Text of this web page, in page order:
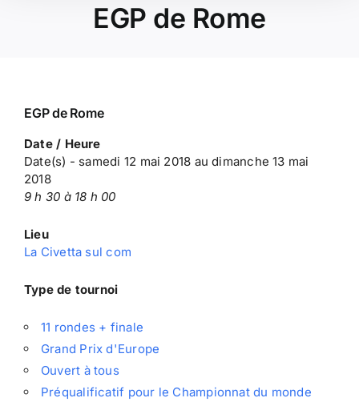
EGP de Rome
EGP de Rome
Date / Heure
Date(s) - samedi 12 mai 2018 au dimanche 13 mai
2018
9 h 30 à 18 h 00
Lieu
La Civetta sul com
Type de tournoi
11 rondes + finale
Grand Prix d'Europe
Ouvert à tous
Préqualificatif pour le Championnat du monde